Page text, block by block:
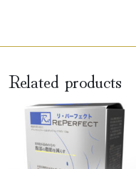
Related products